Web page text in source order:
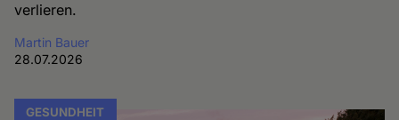
verlieren.
Martin Bauer
28.07.2026
GESUNDHEIT